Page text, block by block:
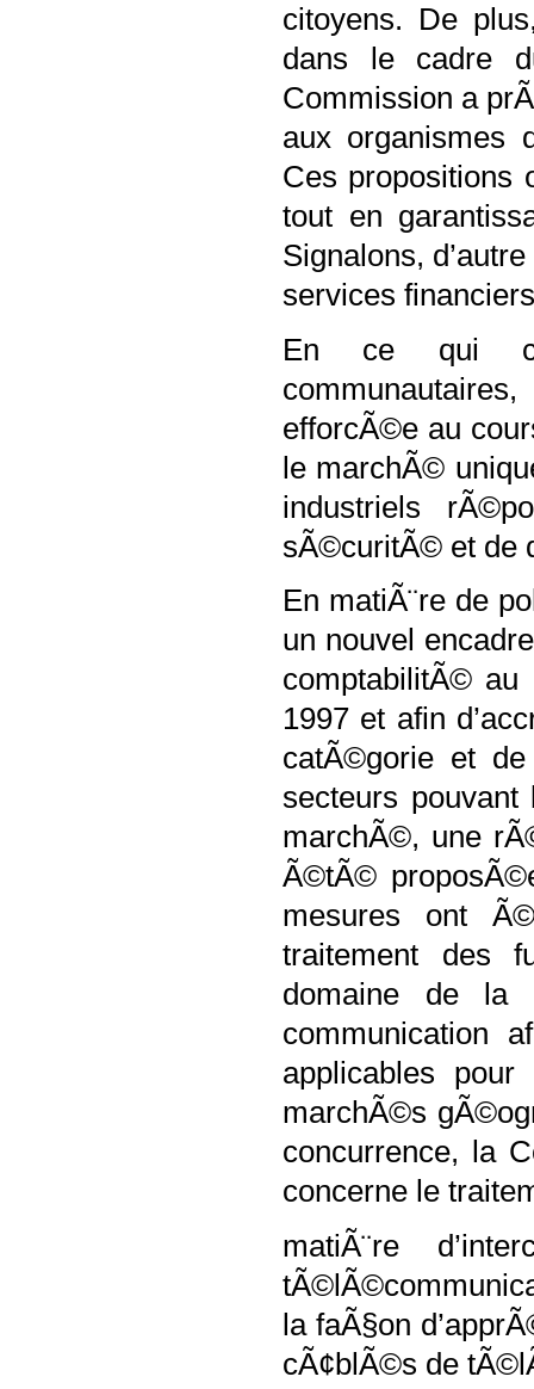
citoyens. De
dans le cadre
Commission a
aux organismes
Ces propositions
tout en
Signalons,
services
En ce qui
efforcÃ©e au
le marchÃ©
industriels
sÃ©curitÃ© et de
En matiÃ¨re de
un nouvel
comptabilitÃ©
1997 et afin
catÃ©gorie et
secteurs
marchÃ©, une
Ã©tÃ©
mesures ont
traitement des
domaine de la
communication
applicables
marchÃ©s
concurrence, la
concerne le
matiÃ¨re
la faÃ§on
cÃ¢blÃ©s de